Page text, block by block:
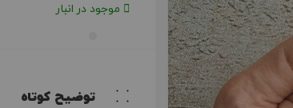
موجود در انبار
توضیح کوتاه